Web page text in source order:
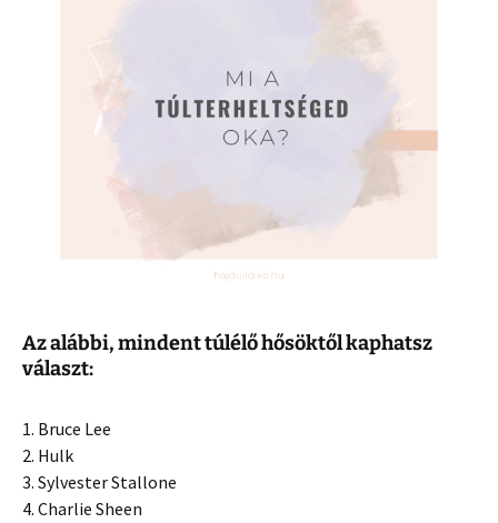
Az alábbi, mindent túlélő hősöktől kaphatsz
választ:
1. Bruce Lee
2. Hulk
3. Sylvester Stallone
4. Charlie Sheen